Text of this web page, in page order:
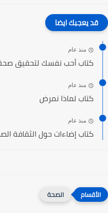
قد يعجبك ايضا
منذ عام
كتاب أحب نفسك لتحقيق
منذ عام
كتاب لماذا نمرض
منذ عام
كتاب إضاءات حول الثقافة
الصحة